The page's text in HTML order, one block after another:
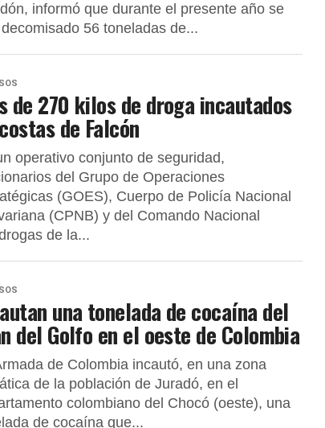
informó que durante el presente año se
56 toneladas de...
de 270 kilos de droga incautados
de Falcón
operativo conjunto de seguridad,
del Grupo de Operaciones
(GOES), Cuerpo de Policía Nacional
(CPNB) y del Comando Nacional
de la...
una tonelada de cocaína del
del Golfo en el oeste de Colombia
de Colombia incautó, en una zona
de la población de Juradó, en el
colombiano del Chocó (oeste), una
de cocaína que...